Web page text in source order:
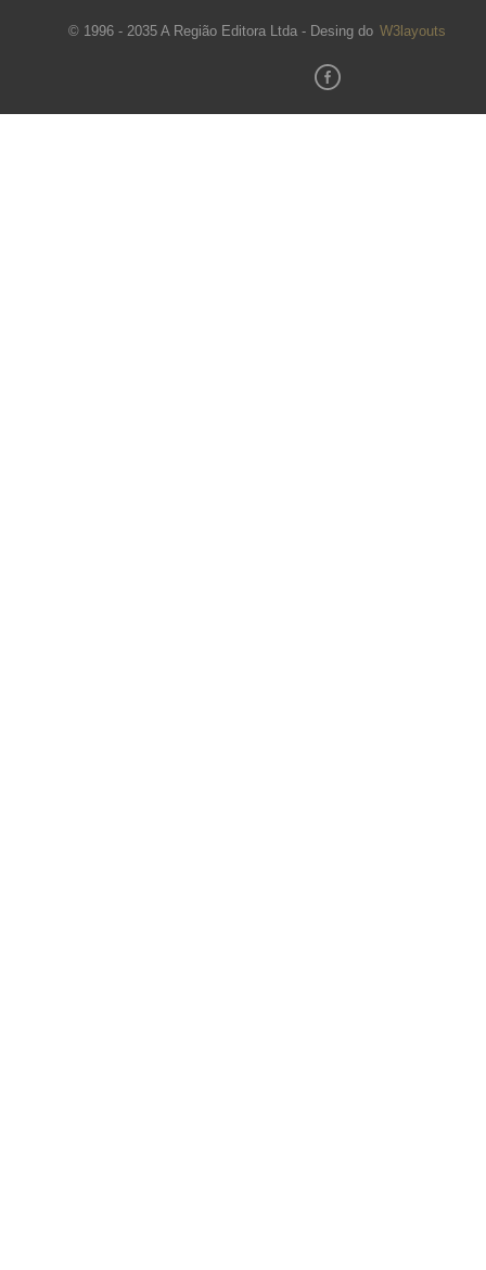
© 1996 - 2035 A Região Editora Ltda - Desing do W3layouts